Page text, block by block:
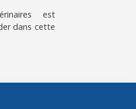
est
dans cette